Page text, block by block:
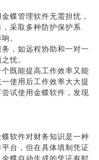
蝶管理软件无需担忧，
采取多种防护保护系
。
，如远程协助和一对一
忧。
既能提高工作效率又能
使用后工作效率大大提
试使用金蝶软件，发现
软件对财务知识是一种
台，但在具体填制凭证